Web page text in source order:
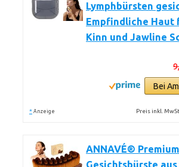
Lymphbürsten
Empfindliche Haut
Kinn und Jawline
Bei
* Anzeige Preis inkl.
ANNAVÉ® Premium
Gesichtsbürste aus